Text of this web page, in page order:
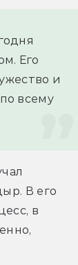
Его
и
всему
В его
в